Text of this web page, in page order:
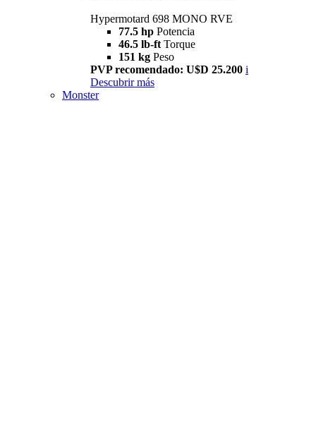
Hypermotard 698 MONO RVE
77.5 hp Potencia
46.5 lb-ft Torque
151 kg Peso
PVP recomendado: U$D 25.200 i
Descubrir más
Monster